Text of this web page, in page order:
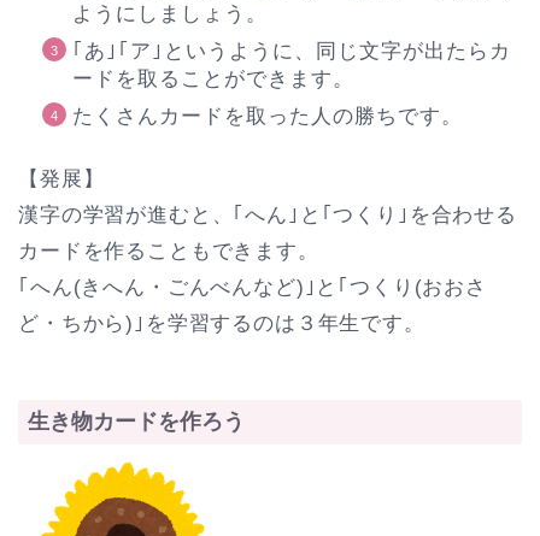
ようにしましょう。
｢あ｣｢ア｣というように、同じ文字が出たらカ
ードを取ることができます。
たくさんカードを取った人の勝ちです。
【発展】
漢字の学習が進むと、｢へん｣と｢つくり｣を合わせる
カードを作ることもできます。
｢へん(きへん・ごんべんなど)｣と｢つくり(おおさ
ど・ちから)｣を学習するのは３年生です。
生き物カードを作ろう